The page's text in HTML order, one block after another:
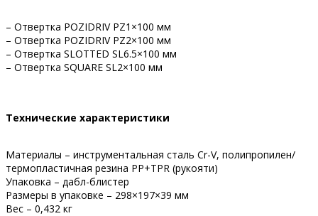
– Отвертка POZIDRIV PZ1×100 мм
– Отвертка POZIDRIV PZ2×100 мм
– Отвертка SLOTTED SL6.5×100 мм
– Отвертка SQUARE SL2×100 мм
Технические характеристики
Материалы – инструментальная сталь Cr-V, полипропилен/
термопластичная резина PP+TPR (рукояти)
Упаковка – дабл-блистер
Размеры в упаковке – 298×197×39 мм
Вес – 0,432 кг